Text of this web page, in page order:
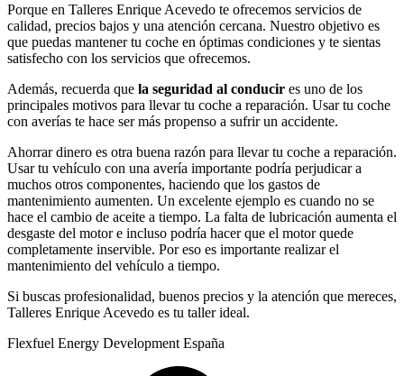
Porque en Talleres Enrique Acevedo te ofrecemos servicios de
calidad, precios bajos y una atención cercana. Nuestro objetivo es
que puedas mantener tu coche en óptimas condiciones y te sientas
satisfecho con los servicios que ofrecemos.
Además, recuerda que la seguridad al conducir es uno de los
principales motivos para llevar tu coche a reparación. Usar tu coche
con averías te hace ser más propenso a sufrir un accidente.
Ahorrar dinero es otra buena razón para llevar tu coche a reparación.
Usar tu vehículo con una avería importante podría perjudicar a
muchos otros componentes, haciendo que los gastos de
mantenimiento aumenten. Un excelente ejemplo es cuando no se
hace el cambio de aceite a tiempo. La falta de lubricación aumenta el
desgaste del motor e incluso podría hacer que el motor quede
completamente inservible. Por eso es importante realizar el
mantenimiento del vehículo a tiempo.
Si buscas profesionalidad, buenos precios y la atención que mereces,
Talleres Enrique Acevedo es tu taller ideal.
Flexfuel Energy Development España